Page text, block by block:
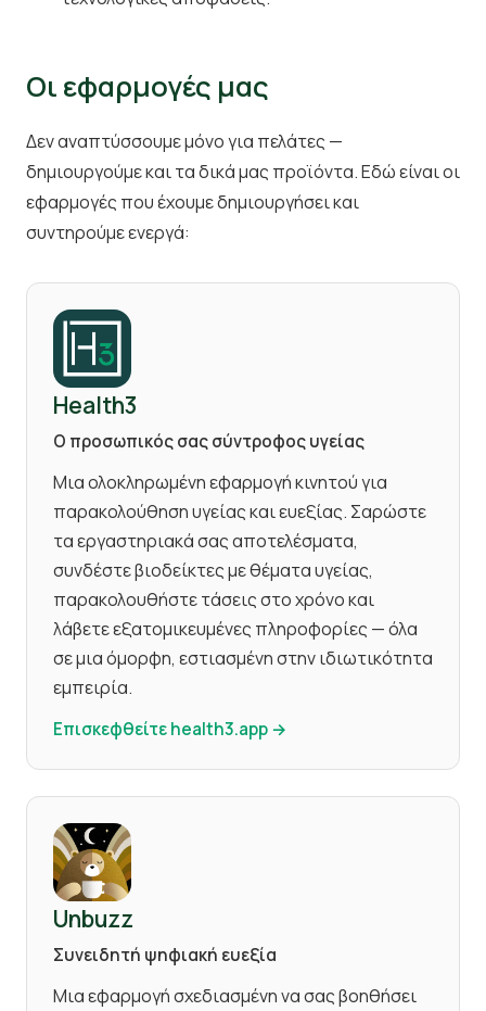
Οι εφαρμογές μας
Δεν αναπτύσσουμε μόνο για πελάτες —
δημιουργούμε και τα δικά μας προϊόντα. Εδώ είναι οι
εφαρμογές που έχουμε δημιουργήσει και
συντηρούμε ενεργά:
Health3
Ο προσωπικός σας σύντροφος υγείας
Μια ολοκληρωμένη εφαρμογή κινητού για
παρακολούθηση υγείας και ευεξίας. Σαρώστε
τα εργαστηριακά σας αποτελέσματα,
συνδέστε βιοδείκτες με θέματα υγείας,
παρακολουθήστε τάσεις στο χρόνο και
λάβετε εξατομικευμένες πληροφορίες — όλα
σε μια όμορφη, εστιασμένη στην ιδιωτικότητα
εμπειρία.
Επισκεφθείτε health3.app →
Unbuzz
Συνειδητή ψηφιακή ευεξία
Μια εφαρμογή σχεδιασμένη να σας βοηθήσει